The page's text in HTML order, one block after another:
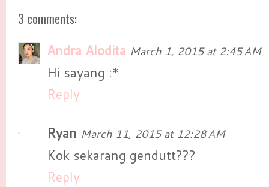
3 comments:
Andra Alodita March 1, 2015 at 2:45 AM
Hi sayang :*
Reply
Ryan March 11, 2015 at 12:28 AM
Kok sekarang gendutt???
Reply